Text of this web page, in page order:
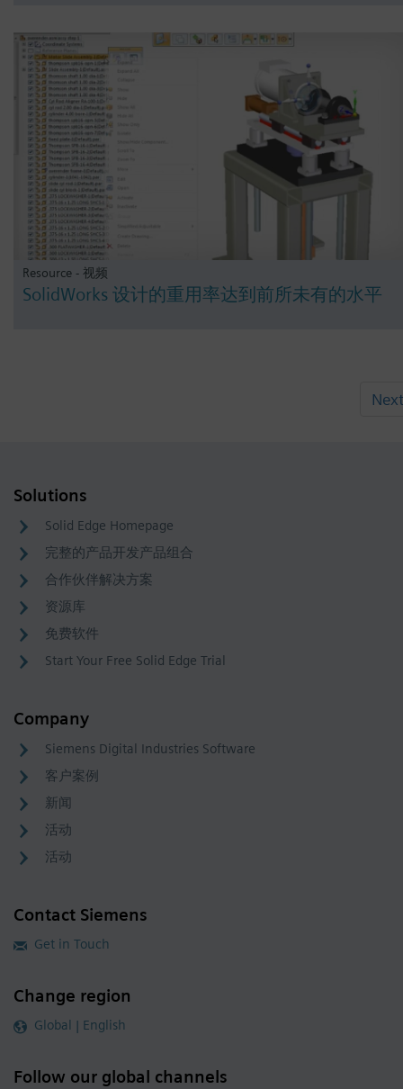
Resource - 视频
SolidWorks 设计的重用率达到前所未有的水平
Next
Solutions
Solid Edge Homepage
完整的产品开发产品组合
合作伙伴解决方案
资源库
免费软件
Start Your Free Solid Edge Trial
Company
Siemens Digital Industries Software
客户案例
新闻
活动
活动
Contact Siemens
Get in Touch
Change region
Global | English
Follow our global channels